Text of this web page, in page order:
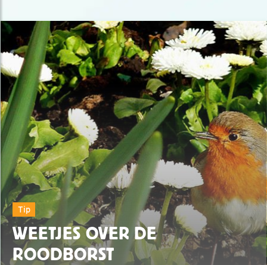
Tip
WEETJES OVER DE
ROODBORST